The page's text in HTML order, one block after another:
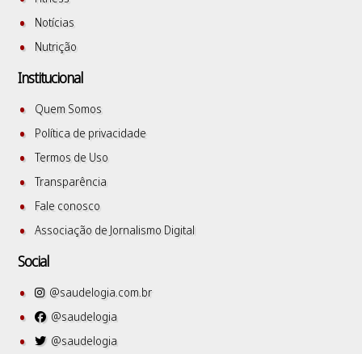
Notícias
Nutrição
Institucional
Quem Somos
Política de privacidade
Termos de Uso
Transparência
Fale conosco
Associação de Jornalismo Digital
Social
@saudelogia.com.br
@saudelogia
@saudelogia